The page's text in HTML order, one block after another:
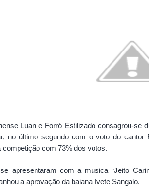
Luan e Forró Estilizado consagrou-se
no último segundo com o voto do
competição com 73% dos votos.
apresentaram com a música “Jeito
a aprovação da baiana Ivete Sangalo.